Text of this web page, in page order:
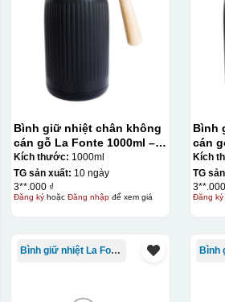
Bình giữ nhiệt chân không
cán gỗ La Fonte 1000ml –
011679
Kích thước: 1000ml
TG sản xuất: 10 ngày
3**.000 ₫
Đăng kýhoặc Đăng nhậpđể xem giá
Bình
cán gỗ La Fonte
Kích
TG
Đăng ký
Bình giữ nhiệt La Fonte